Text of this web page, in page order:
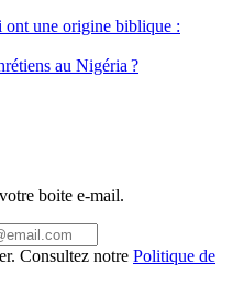
ont une origine biblique :
au Nigéria ?
boite e-mail.
Consultez notre Politique de